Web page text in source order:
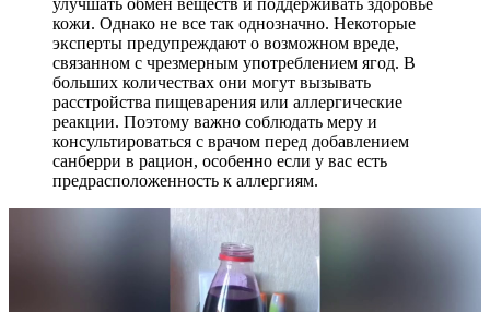
улучшать обмен веществ и поддерживать здоровье
кожи. Однако не все так однозначно. Некоторые
эксперты предупреждают о возможном вреде,
связанном с чрезмерным употреблением ягод. В
больших количествах они могут вызывать
расстройства пищеварения или аллергические
реакции. Поэтому важно соблюдать меру и
консультироваться с врачом перед добавлением
санберри в рацион, особенно если у вас есть
предрасположенность к аллергиям.